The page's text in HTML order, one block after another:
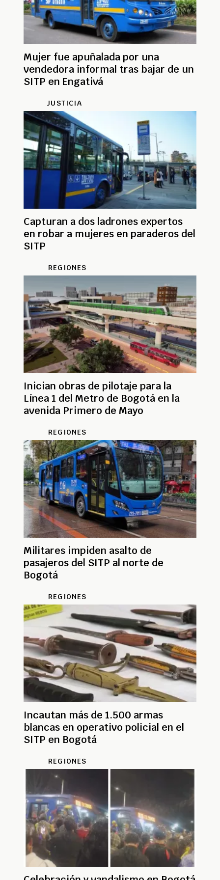
Mujer fue apuñalada por una
vendedora informal tras bajar de un
SITP en Engativá
JUSTICIA
Capturan a dos ladrones expertos
en robar a mujeres en paraderos del
SITP
REGIONES
Inician obras de pilotaje para la
Línea 1 del Metro de Bogotá en la
avenida Primero de Mayo
REGIONES
Militares impiden asalto de
pasajeros del SITP al norte de
Bogotá
REGIONES
Incautan más de 1.500 armas
blancas en operativo policial en el
SITP en Bogotá
REGIONES